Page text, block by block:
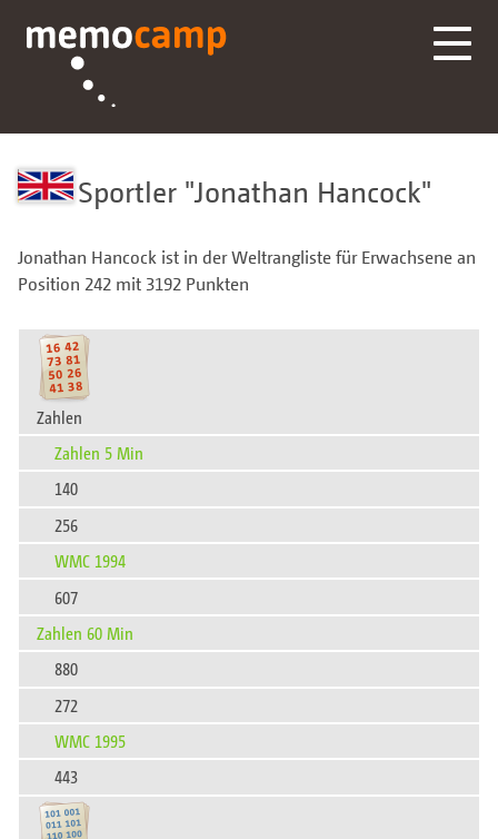
Sportler Jonathan Hancock
Jonathan Hancock ist in der Weltrangliste für Erwachsene an
Position 242 mit 3192 Punkten
Zahlen
Zahlen 5 Min
140
256
WMC 1994
607
Zahlen 60 Min
880
272
WMC 1995
443